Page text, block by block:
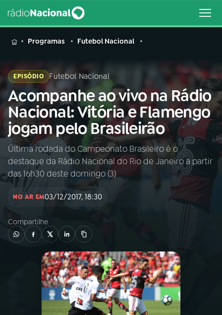
MENU
Buscar
na
Rádio
Nacional
Buscar
AO VIVO
01
PROGRAMAS
PODCASTS
Programas Futebol Nacional
EPISÓDIO Futebol Nacional
Acompanhe ao vivo na Rádio
Nacional: Vitória e Flamengo
jogam pelo Brasileirão
Última rodada do Campeonato Brasileiro é o
destaque da Rádio Nacional do Rio de Janeiro a partir
das 16h30 deste domingo (3)
NO AR EM03/12/2017, 18:30
Compartilhe